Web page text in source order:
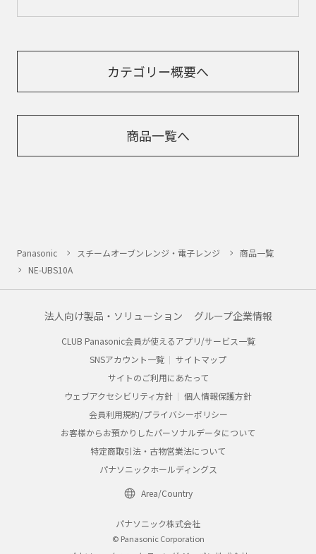
カテゴリー概要へ
商品一覧へ
Panasonic スチームオーブンレンジ・電子レンジ
商品一覧
NE-UBS10A
法人向け製品・ソリューション グループ企業情報
CLUB Panasonic会員が使えるアプリ/サービス一覧
SNSアカウント一覧
サイトマップ
サイトのご利用にあたって
ウェブアクセシビリティ方針
個人情報保護方針
会員利用規約/プライバシーポリシー
お客様からお預かりしたパーソナルデータについて
特定商取引法・古物営業法について
パナソニックホールディングス
Area/Country
パナソニック株式会社
© Panasonic Corporation